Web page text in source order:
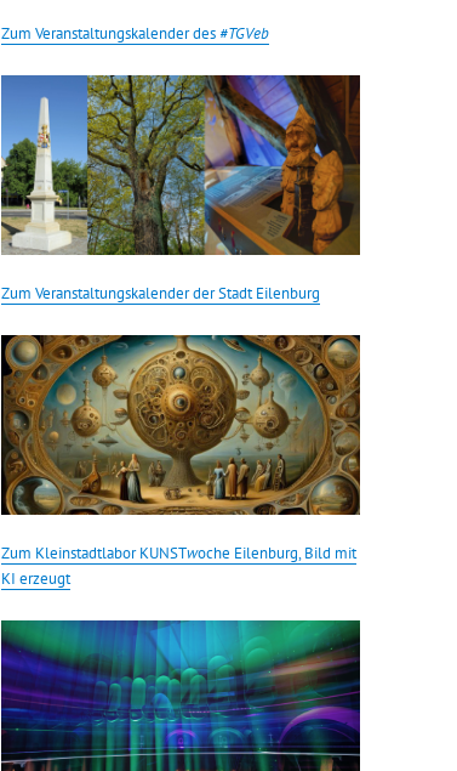
Zum Veranstaltungskalender des #TGVeb
Zum Veranstaltungskalender der Stadt Eilenburg
Zum Kleinstadtlabor KUNSTwoche Eilenburg, Bild mit
KI erzeugt